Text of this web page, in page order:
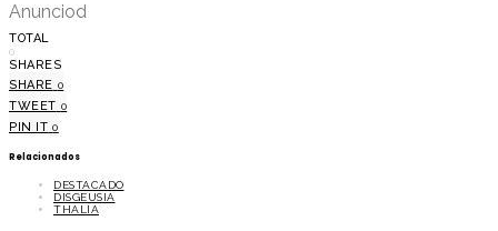
Anunciod
TOTAL
0
SHARES
SHARE 0
TWEET 0
PIN IT 0
Relacionados
DESTACADO
DISGEUSIA
THALÍA